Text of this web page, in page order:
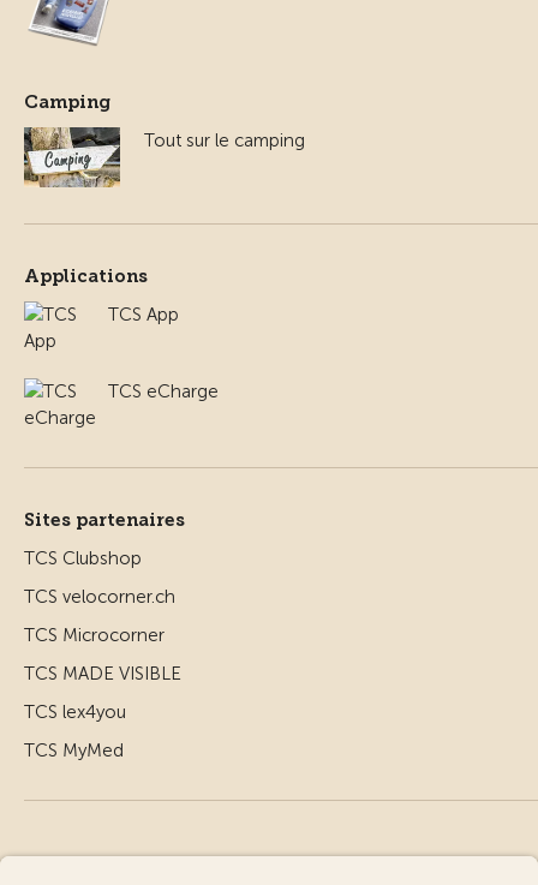
Camping
Tout sur le camping
Applications
TCS App
TCS eCharge
Sites partenaires
TCS Clubshop
TCS velocorner.ch
TCS Microcorner
TCS MADE VISIBLE
TCS lex4you
TCS MyMed